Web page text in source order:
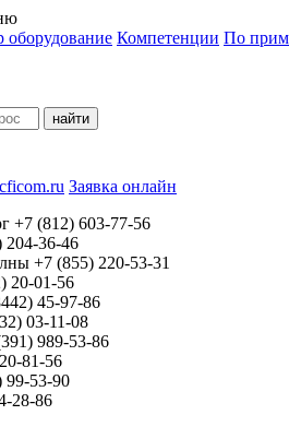
оборудование Компетенции По
найти
Заявка онлайн
+7 (812) 603-77-56
204-36-46
+7 (855) 220-53-31
20-01-56
45-97-86
03-11-08
989-53-86
81-56
99-53-90
28-86